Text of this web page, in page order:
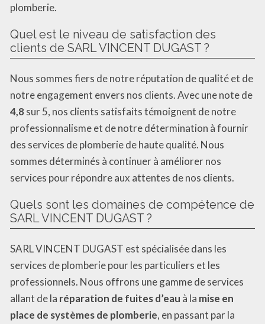
plomberie.
Quel est le niveau de satisfaction des
clients de SARL VINCENT DUGAST ?
Nous sommes fiers de notre réputation de qualité et de
notre engagement envers nos clients. Avec une note de
4,8sur 5, nos clients satisfaits témoignent de notre
professionnalisme et de notre détermination à fournir
des services de plomberie de haute qualité. Nous
sommes déterminés à continuer à améliorer nos
services pour répondre aux attentes de nos clients.
Quels sont les domaines de compétence de
SARL VINCENT DUGAST ?
SARL VINCENT DUGAST est spécialisée dans les
services de plomberie pour les particuliers et les
professionnels. Nous offrons une gamme de services
allant de la réparation de fuites d’eau à la mise en
place de systèmes de plomberie, en passant par la